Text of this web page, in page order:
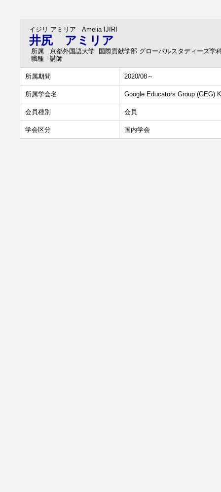
イジリ アミリア Amelia IJIRI
井尻 アミリア
所属
京都外国語大学 国際貢献学部 グローバルスタディーズ学
職種
講師
所属期間 2020/08～
所属学会名 Google Educators Group (GEG)
会員種別 会員
学会区分 国内学会